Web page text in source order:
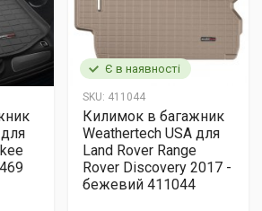
Є в наявності
SKU: 411044
Килимок в багажник
Weathertech USA для
Land Rover Range
Rover Discovery 2017 -
бежевий 411044